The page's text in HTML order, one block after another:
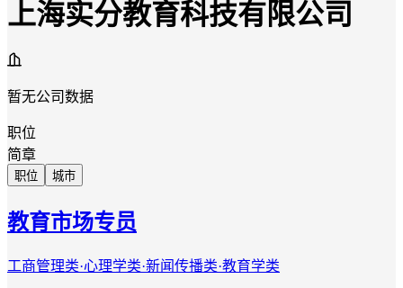
上海实分教育科技有限公司
暂无公司数据
职位
简章
职位 城市
教育市场专员
工商管理类·心理学类·新闻传播类·教育学类